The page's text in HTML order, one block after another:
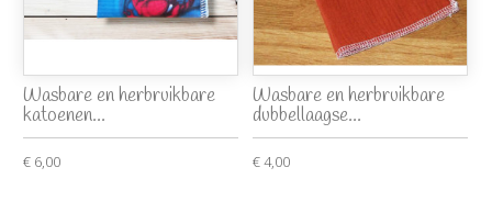
Wasbare en herbruikbare
katoenen...
€ 6,00
Wasbare en herbruikbare
dubbellaagse...
€ 4,00